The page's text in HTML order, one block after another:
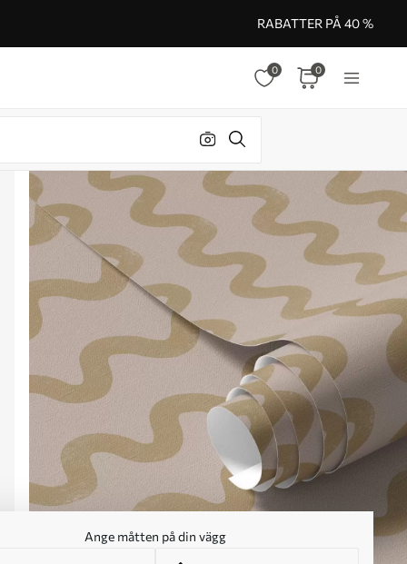
RABATTER PÅ 40 %
0 0
Ange måtten på din vägg